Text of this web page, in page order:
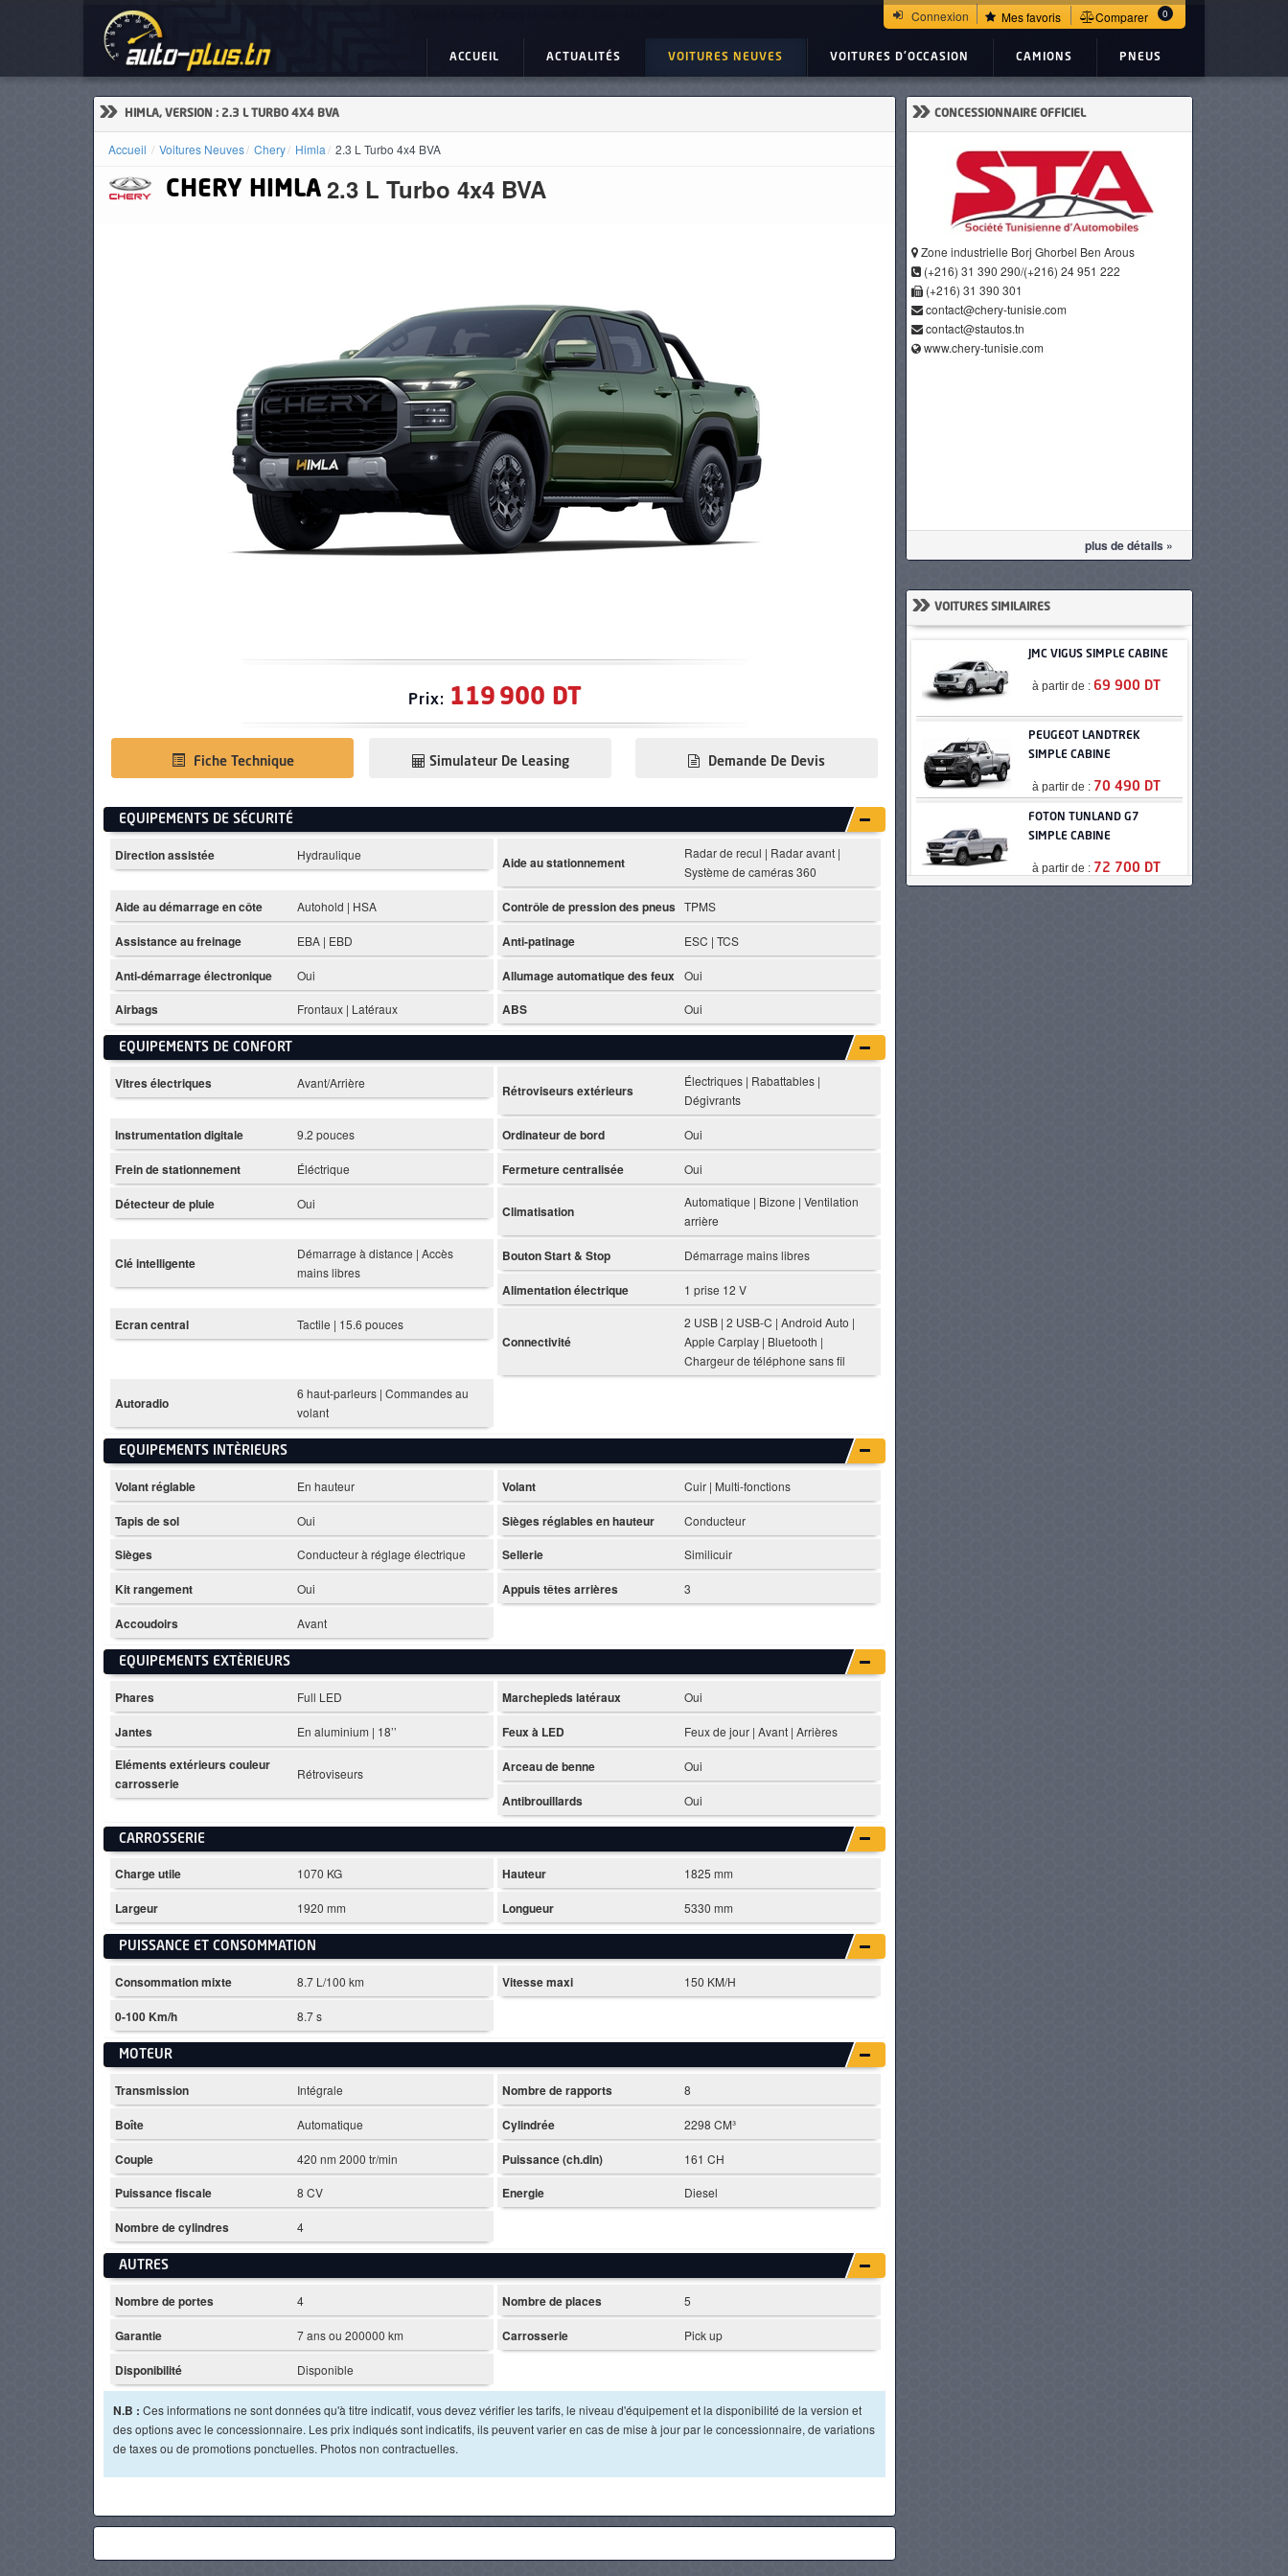
Connexion Mes favoris Comparer 0
ACCUEIL ACTUALITÉS VOITURES NEUVES VOITURES D'OCCASION CAMIONS PNEUS
» HIMLA, VERSION : 2.3 L TURBO 4X4 BVA
Accueil Voitures Neuves Chery Himla 2.3 L Turbo 4x4 BVA
CHERY HIMLA 2.3 L Turbo 4x4 BVA
Prix: 119 900 DT
Fiche Technique Demande De Devis
Simulateur De Leasing
EQUIPEMENTS DE SÉCURITÉ
Direction assistée Hydraulique Aide au stationnement
Radar de recul | Radar avant |
Système de caméras 360
Aide au démarrage en côte Autohold | HSA Contrôle de pression des pneus TPMS
Assistance au freinage EBA | EBD Anti-patinage ESC | TCS
Anti-démarrage électronique Oui Allumage automatique des feux Oui
Airbags Frontaux | Latéraux ABS Oui
EQUIPEMENTS DE CONFORT
Vitres électriques Avant/Arrière Rétroviseurs extérieurs
Électriques | Rabattables |
Dégivrants
Instrumentation digitale 9.2 pouces Ordinateur de bord Oui
Frein de stationnement Éléctrique Fermeture centralisée Oui
Détecteur de pluie Oui Climatisation
Automatique | Bizone | Ventilation
arrière
Clé intelligente
Démarrage à distance | Accès
mains libres
Bouton Start & Stop Démarrage mains libres
Alimentation électrique 1 prise 12 V
Ecran central Tactile | 15.6 pouces
Connectivité
2 USB | 2 USB-C | Android Auto |
Apple Carplay | Bluetooth |
Chargeur de téléphone sans fil
Autoradio
6 haut-parleurs | Commandes au
volant
EQUIPEMENTS INTÈRIEURS
Volant réglable En hauteur Volant Cuir | Multi-fonctions
Tapis de sol Oui Sièges réglables en hauteur Conducteur
Sièges Conducteur à réglage électrique Sellerie Similicuir
Kit rangement Oui Appuis têtes arrières 3
Accoudoirs Avant
EQUIPEMENTS EXTÈRIEURS
Phares Full LED Marchepieds latéraux Oui
Jantes En aluminium | 18’’ Feux à LED Feux de jour | Avant | Arrières
Eléments extérieurs couleur
carrosserie
Rétroviseurs Arceau de benne Oui
Antibrouillards Oui
CARROSSERIE
Charge utile 1070 KG Hauteur 1825 mm
Largeur 1920 mm Longueur 5330 mm
PUISSANCE ET CONSOMMATION
Consommation mixte 8.7 L/100 km Vitesse maxi 150 KM/H
0-100 Km/h 8.7 s
MOTEUR
Transmission Intégrale Nombre de rapports 8
Boîte Automatique Cylindrée 2298 CM³
Couple 420 nm 2000 tr/min Puissance (ch.din) 161 CH
Puissance fiscale 8 CV Energie Diesel
Nombre de cylindres 4
AUTRES
Nombre de portes 4 Nombre de places 5
Garantie 7 ans ou 200000 km Carrosserie Pick up
Disponibilité Disponible
N.B : Ces informations ne sont données qu'à titre indicatif, vous devez vérifier les tarifs, le niveau d'équipement et la disponibilité de la version et
des options avec le concessionnaire. Les prix indiqués sont indicatifs, ils peuvent varier en cas de mise à jour par le concessionnaire, de variations
de taxes ou de promotions ponctuelles. Photos non contractuelles.
» CONCESSIONNAIRE OFFICIEL
Zone industrielle Borj Ghorbel Ben Arous
(+216) 31 390 290/(+216) 24 951 222
(+216) 31 390 301
contact@chery-tunisie.com
contact@stautos.tn
www.chery-tunisie.com
plus de détails »
» VOITURES SIMILAIRES
JMC VIGUS SIMPLE CABINE
à partir de :69 900 DT
PEUGEOT LANDTREK
SIMPLE CABINE
à partir de : 70 490 DT
FOTON TUNLAND G7
SIMPLE CABINE
à partir de : 72 700 DT
ACTUALITÉS
VOITURES